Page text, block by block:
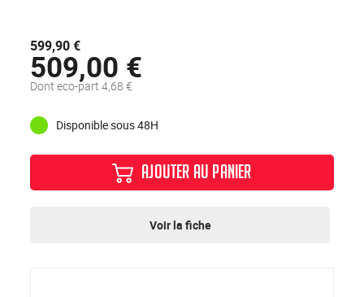
599,90 €
509,00 €
Dont eco-part 4,68 €
Disponible sous 48H
AJOUTER AU PANIER
Voir la fiche